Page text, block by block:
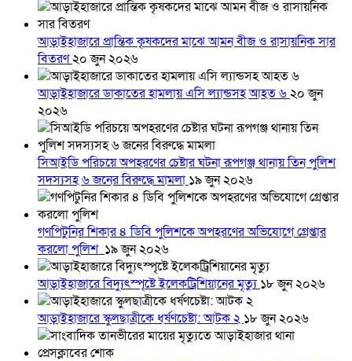
আড়াইহাজারে প্রান্তিক কৃষকদের মাঝে আমন বীজ ও রাসায়নিক সার
বিতরণ২০ জুন ২০২৬
আড়াইহাজারে ডাকাতের হামলায় এসি ল্যান্ডসহ আহত ৬২০ জুন
২০২৬
সিআইডি পরিচয়ে অপহরণের চেষ্টার ঘটনা রূপগঞ্জ থানায় তিন পুলিশ
সদস্যসহ ৬ জনের বিরুদ্ধে মামলা ১৯ জুন ২০২৬
গণপিটুনির শিকার ৪ ডিবি পুলিশকে অপহরণের অভিযোগে গ্রেপ্তার
করলো পুলিশ ১৯ জুন ২০২৬
আড়াইহাজারে বিদ্যুৎস্পৃষ্টে ইলেকট্রিশিয়ানের মৃত্যু১৮ জুন ২০২৬
আড়াইহাজারে স্কুলছাত্রীকে ধর্ষণচেষ্টা: আটক ২ ১৮ জুন ২০২৬